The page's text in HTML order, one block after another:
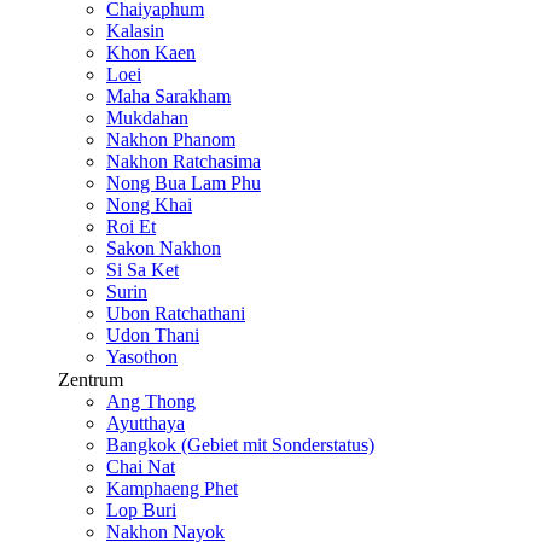
Chaiyaphum
Kalasin
Khon Kaen
Loei
Maha Sarakham
Mukdahan
Nakhon Phanom
Nakhon Ratchasima
Nong Bua Lam Phu
Nong Khai
Roi Et
Sakon Nakhon
Si Sa Ket
Surin
Ubon Ratchathani
Udon Thani
Yasothon
Zentrum
Ang Thong
Ayutthaya
Bangkok (Gebiet mit Sonderstatus)
Chai Nat
Kamphaeng Phet
Lop Buri
Nakhon Nayok